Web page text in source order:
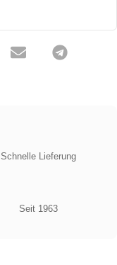
Schnelle Lieferung
Seit 1963